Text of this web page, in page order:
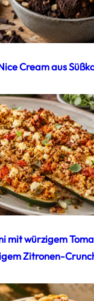
Cream aus
mit würzigem
Zitronen-